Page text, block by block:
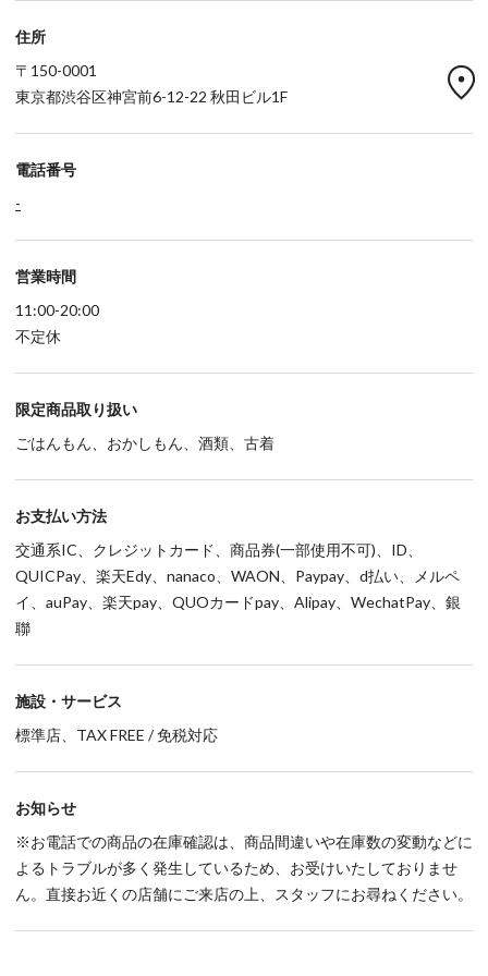
住所
〒150-0001
東京都渋谷区神宮前6-12-22 秋田ビル1F
location_on
電話番号
-
営業時間
11:00-20:00
不定休
限定商品取り扱い
ごはんもん、おかしもん、酒類、古着
お支払い方法
交通系IC、クレジットカード、商品券(一部使用不可)、ID、
QUICPay、楽天Edy、nanaco、WAON、Paypay、d払い、メルペ
イ、auPay、楽天pay、QUOカードpay、Alipay、WechatPay、銀
聯
施設・サービス
標準店、TAX FREE / 免税対応
お知らせ
※お電話での商品の在庫確認は、商品間違いや在庫数の変動などに
よるトラブルが多く発生しているため、お受けいたしておりませ
ん。直接お近くの店舗にご来店の上、スタッフにお尋ねください。